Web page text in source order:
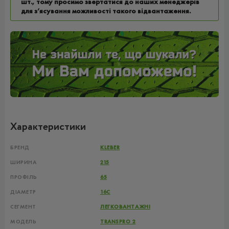
для з’ясування можливості такого відвантаження.
Характеристики
БРЕНД KLEBER
ШИРИНА 215
ПРОФІЛЬ 65
ДІАМЕТР 16C
СЕГМЕНТ ЛЕГКОВАНТАЖНІ
МОДЕЛЬ TRANSPRO 2